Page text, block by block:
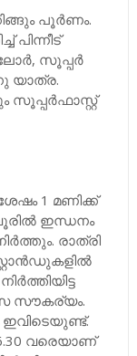
പൂർണം.
സൂപ്പർ
യാത്ര.
സൂപ്പർഫാസ്റ്റ്
1 മണിക്ക്
ഇന്ധനം
രാത്രി
സൗകര്യം.
വരെയാണ്